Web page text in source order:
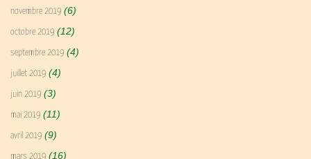
novembre 2019 (6)
octobre 2019 (12)
septembre 2019 (4)
juillet 2019 (4)
juin 2019 (3)
mai 2019 (11)
avril 2019 (9)
mars 2019 (16)